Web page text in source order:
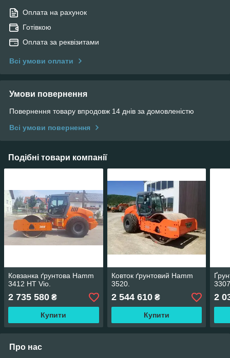
Оплата на рахунок
Готівкою
Оплата за реквізитами
Всі умови оплати
Умови повернення
Повернення товару впродовж 14 днів за домовленістю
Всі умови повернення
Подібні товари компанії
Ковзанка ґрунтова Hamm
3412 HT Vio.
2 735 580 ₴
Купити
Ковток ґрунтовий Hamm
3520.
2 544 610₴
Купити
2
Про нас